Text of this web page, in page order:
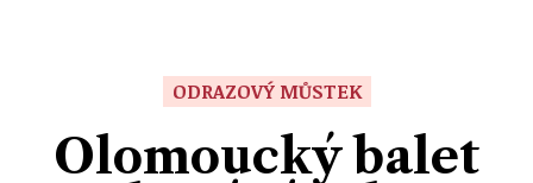
Přerov
Ekonomika
Ženy
Sport
ODRAZOVÝ MŮSTEK
Olomoucký balet